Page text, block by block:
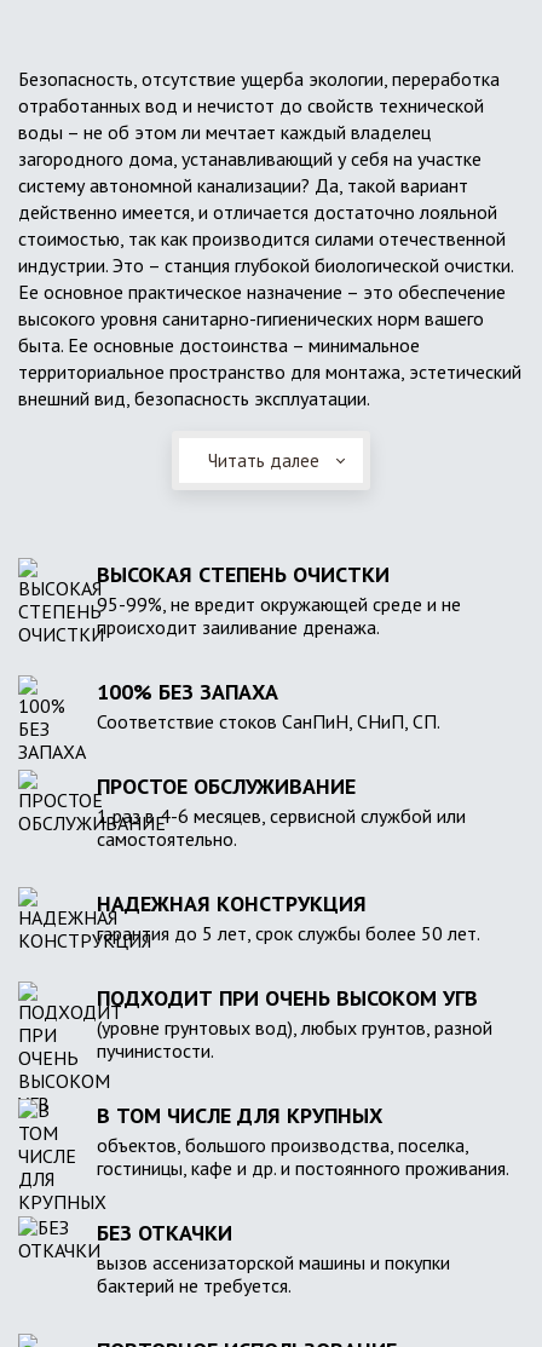
Безопасность, отсутствие ущерба экологии, переработка
отработанных вод и нечистот до свойств технической
воды – не об этом ли мечтает каждый владелец
загородного дома, устанавливающий у себя на участке
систему автономной канализации? Да, такой вариант
действенно имеется, и отличается достаточно лояльной
стоимостью, так как производится силами отечественной
индустрии. Это – станция глубокой биологической очистки.
Ее основное практическое назначение – это обеспечение
высокого уровня санитарно-гигиенических норм вашего
быта. Ее основные достоинства – минимальное
территориальное пространство для монтажа, эстетический
внешний вид, безопасность эксплуатации.
Читать далее
ВЫСОКАЯ СТЕПЕНЬ ОЧИСТКИ
95-99%, не вредит окружающей среде и не
происходит заиливание дренажа.
100% БЕЗ ЗАПАХА
Соответствие стоков СанПиН, СНиП, СП.
ПРОСТОЕ ОБСЛУЖИВАНИЕ
1 раз в 4-6 месяцев, сервисной службой или
самостоятельно.
НАДЕЖНАЯ КОНСТРУКЦИЯ
гарантия до 5 лет, срок службы более 50 лет.
ПОДХОДИТ ПРИ ОЧЕНЬ ВЫСОКОМ УГВ
(уровне грунтовых вод), любых грунтов, разной
пучинистости.
В ТОМ ЧИСЛЕ ДЛЯ КРУПНЫХ
объектов, большого производства, поселка,
гостиницы, кафе и др. и постоянного проживания.
БЕЗ ОТКАЧКИ
вызов ассенизаторской машины и покупки
бактерий не требуется.